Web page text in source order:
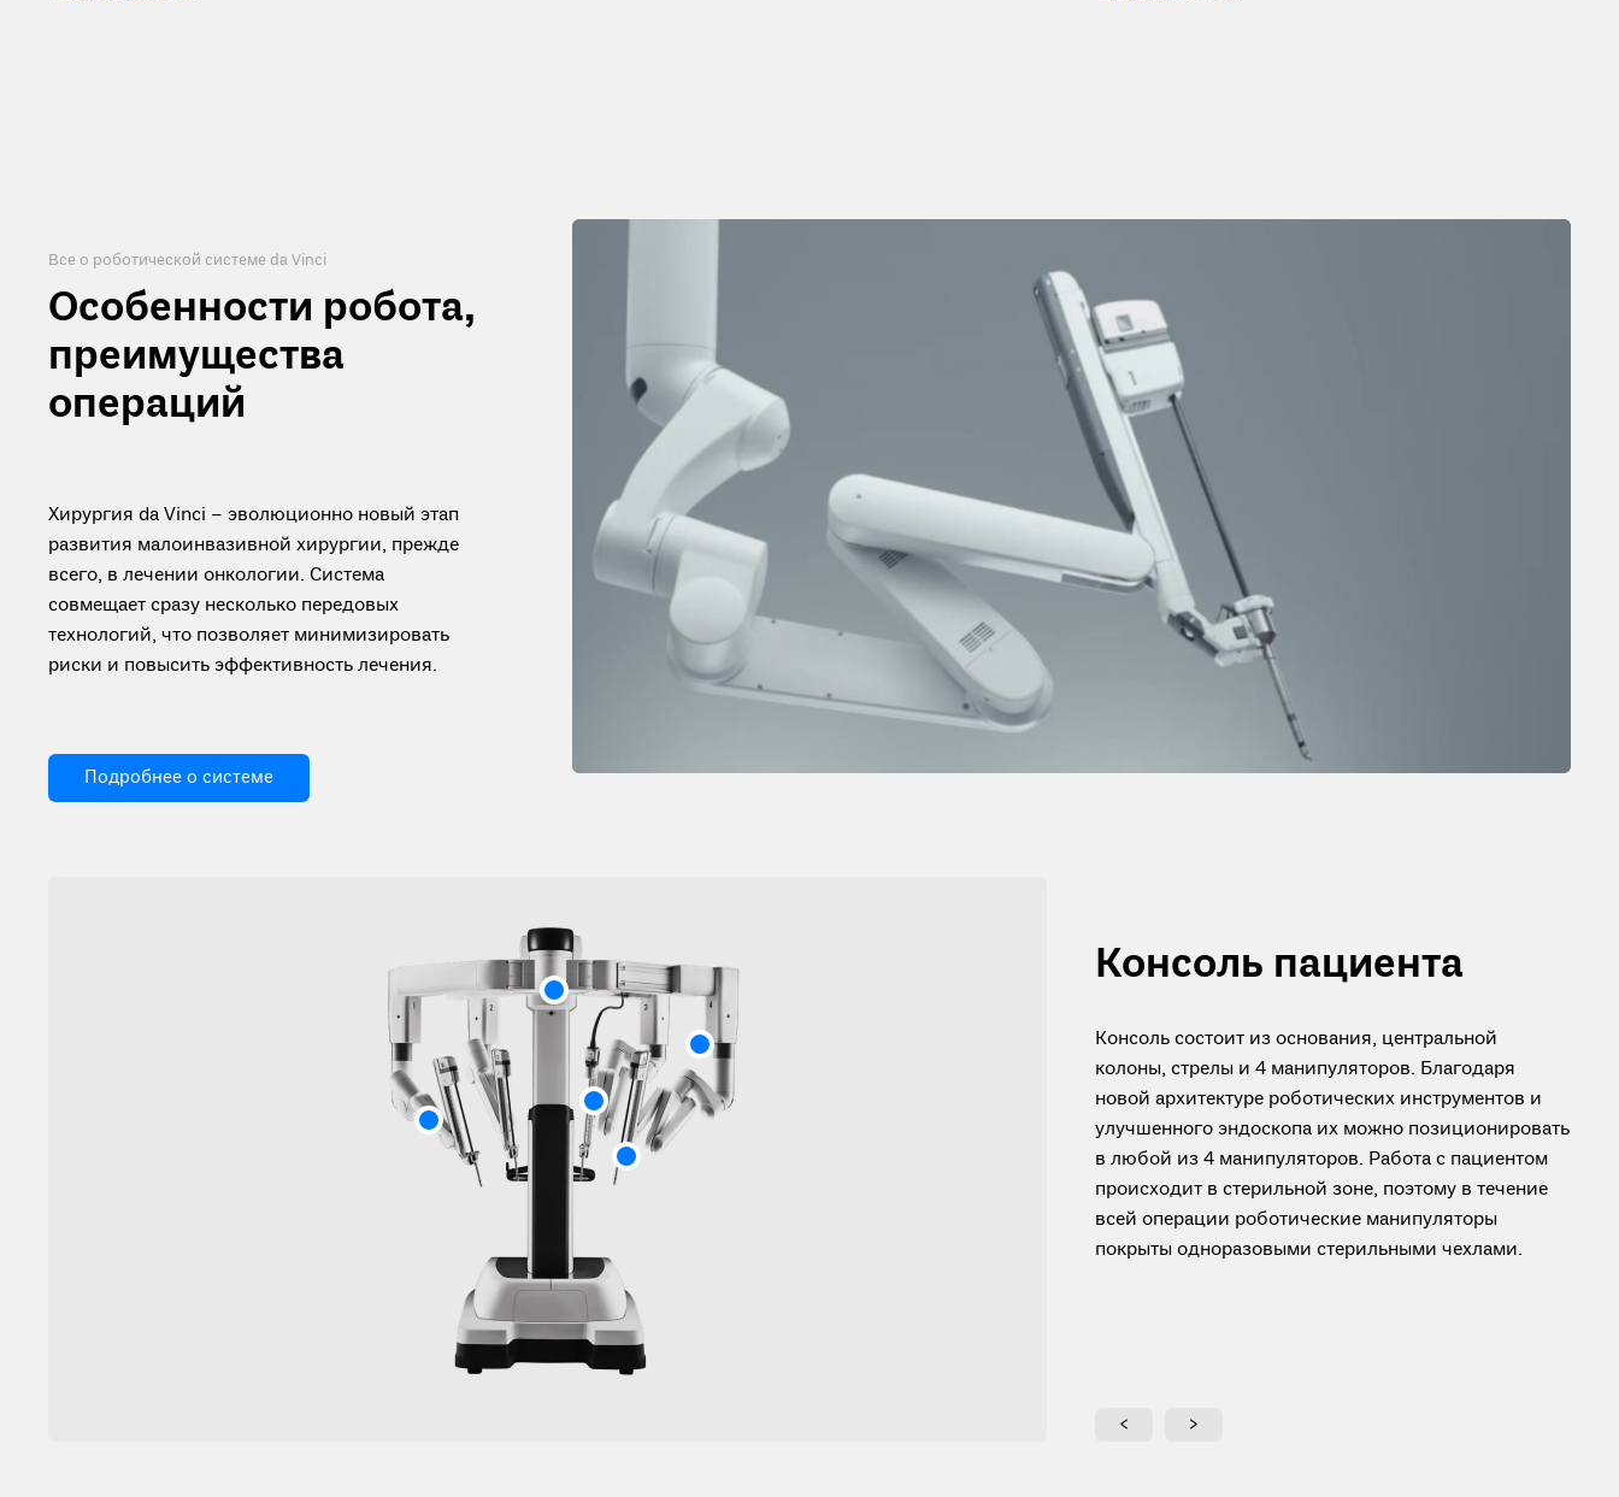
доктор медицинских наук Шпоть Евгений
Все о роботической системе da Vinci
Особенности робота,
преимущества
операций
Хирургия da Vinci – эволюционно новый этап
развития малоинвазивной хирургии, прежде
всего, в лечении онкологии. Система
совмещает сразу несколько передовых
технологий, что позволяет минимизировать
риски и повысить эффективность лечения.
Подробнее о системе
Консоль пациента
Консоль состоит из основания, центральной
колоны, стрелы и 4 манипуляторов. Благодаря
новой архитектуре роботических инструментов и
улучшенного эндоскопа их можно позиционировать
в любой из 4 манипуляторов. Работа с пациентом
происходит в стерильной зоне, поэтому в течение
всей операции роботические манипуляторы
покрыты одноразовыми стерильными чехлами.